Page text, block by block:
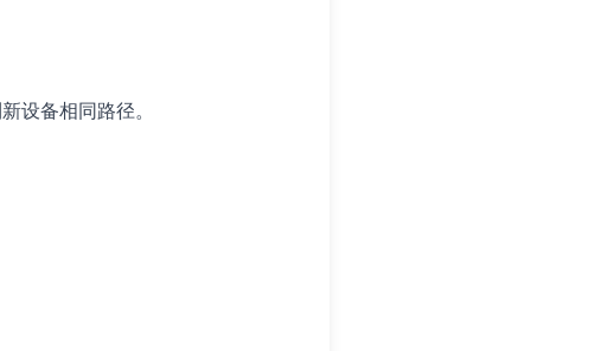
设备相同路径。